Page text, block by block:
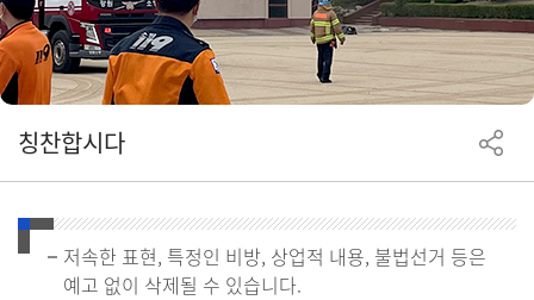
칭찬합시다
저속한 표현, 특정인 비방, 상업적 내용, 불법선거 등은
예고 없이 삭제될 수 있습니다.